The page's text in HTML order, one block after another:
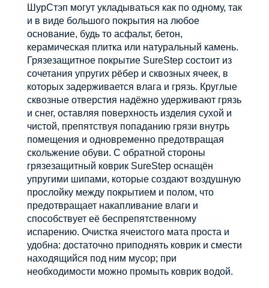
ШурСтэп могут укладываться как по одному, так
и в виде большого покрытия на любое
основание, будь то асфальт, бетон,
керамическая плитка или натуральный камень.
Грязезащитное покрытие SureStep состоит из
сочетания упругих рёбер и сквозных ячеек, в
которых задерживается влага и грязь. Круглые
сквозные отверстия надёжно удерживают грязь
и снег, оставляя поверхность изделия сухой и
чистой, препятствуя попаданию грязи внутрь
помещения и одновременно предотвращая
скольжение обуви. С обратной стороны
грязезащитный коврик SureStep оснащён
упругими шипами, которые создают воздушную
прослойку между покрытием и полом, что
предотвращает накапливание влаги и
способствует её беспрепятственному
испарению. Очистка ячеистого мата проста и
удобна: достаточно приподнять коврик и смести
находящийся под ним мусор; при
необходимости можно промыть коврик водой.